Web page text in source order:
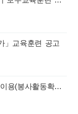
」교육훈련 공고
[공지]1365자원봉사포털 사이트 이용(봉사활동확인서 발급)